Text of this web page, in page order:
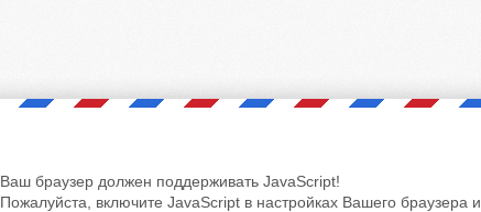
Ваш браузер должен поддерживать JavaScript!
Пожалуйста, включите JavaScript в настройках Вашего браузера и